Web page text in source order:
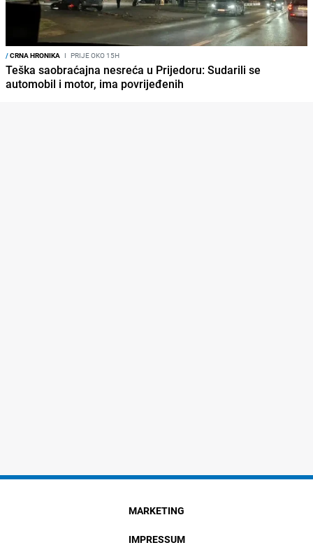
/CRNA HRONIKA I PRIJE OKO 15H
Teška saobraćajna nesreća u Prijedoru: Sudarili se
automobil i motor, ima povrijeđenih
MARKETING
IMPRESSUM